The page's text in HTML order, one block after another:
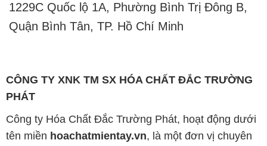
1229C Quốc lộ 1A, Phường Bình Trị Đông B,
Quận Bình Tân, TP. Hồ Chí Minh
CÔNG TY XNK TM SX HÓA CHẤT ĐẮC TRƯỜNG
PHÁT
Công ty Hóa Chất Đắc Trường Phát, hoạt động dưới
tên miền hoachatmientay.vn, là một đơn vị chuyên